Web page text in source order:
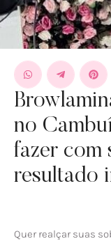
no
fazer com
resultado
Quer realçar suas